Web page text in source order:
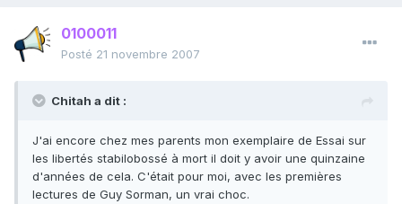
0100011
Posté 21 novembre 2007
Chitah a dit :
J'ai encore chez mes parents mon exemplaire de Essai sur
les libertés stabilobossé à mort il doit y avoir une quinzaine
d'années de cela. C'était pour moi, avec les premières
lectures de Guy Sorman, un vrai choc.